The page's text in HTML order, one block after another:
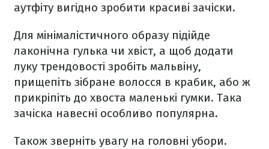
аутфіту вигідно зробити красиві зачіски.
Для мінімалістичного образу підійде
лаконічна гулька чи хвіст, а щоб додати
луку трендовості зробіть мальвіну,
прищепіть зібране волосся в крабик, або ж
прикріпіть до хвоста маленькі гумки. Така
зачіска навесні особливо популярна.
Також зверніть увагу на головні убори.